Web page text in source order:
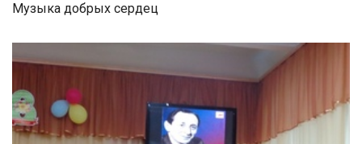
Музыка добрых сердец